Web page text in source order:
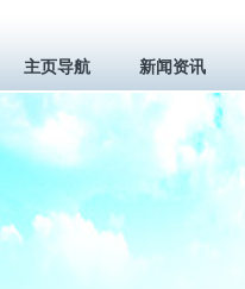
主页导航 新闻资讯